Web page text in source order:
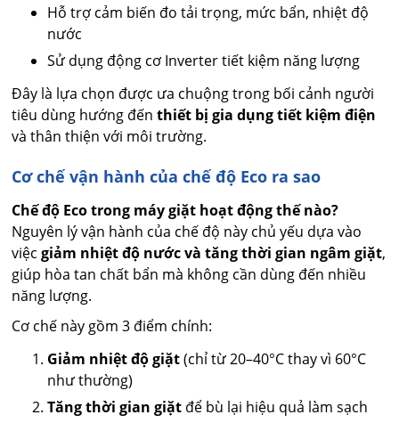
Hỗ trợ cảm biến đo tải trọng, mức bẩn, nhiệt độ
nước
Sử dụng động cơ Inverter tiết kiệm năng lượng
Đây là lựa chọn được ưa chuộng trong bối cảnh người
tiêu dùng hướng đếnthiết bị gia dụng tiết kiệm điện
và thân thiện với môi trường.
Cơ chế vận hành của chế độ Eco ra sao
Chế độ Eco trong máy giặt hoạt động thế nào?
Nguyên lý vận hành của chế độ này chủ yếu dựa vào
việcgiảm nhiệt độ nước và tăng thời gian ngâm giặt,
giúp hòa tan chất bẩn mà không cần dùng đến nhiều
năng lượng.
Cơ chế này gồm 3 điểm chính:
Giảm nhiệt độ giặt(chỉ từ 20–40°C thay vì 60°C
như thường)
Tăng thời gian giặt để bù lại hiệu quả làm sạch